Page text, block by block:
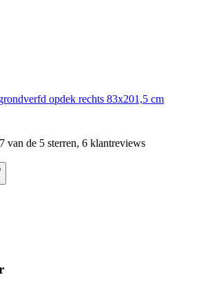
opdek rechts 83x201,5 cm
van de 5 sterren, 6 klantreviews